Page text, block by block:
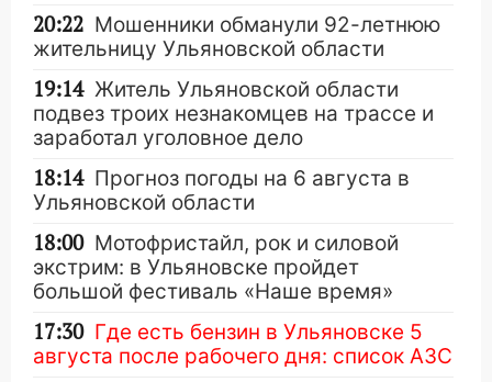
20:22 Мошенники обманули 92-летнюю
жительницу Ульяновской области
19:14 Житель Ульяновской области
подвез троих незнакомцев на трассе и
заработал уголовное дело
18:14 Прогноз погоды на 6 августа в
Ульяновской области
18:00 Мотофристайл, рок и силовой
экстрим: в Ульяновске пройдет
большой фестиваль «Наше время»
17:30 Где есть бензин в Ульяновске 5
августа после рабочего дня: список АЗС